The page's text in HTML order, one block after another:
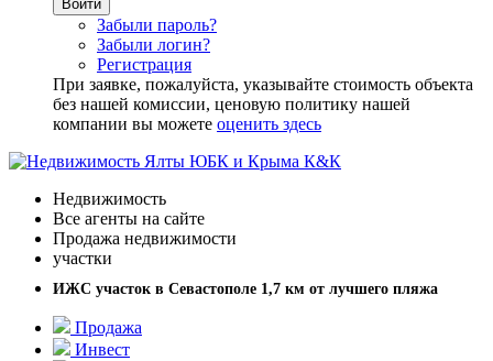
Войти
Забыли пароль?
Забыли логин?
Регистрация
При заявке, пожалуйста, указывайте стоимость объекта
без нашей комиссии, ценовую политику нашей
компании вы можете оценить здесь
Недвижимость
Все агенты на сайте
Продажа недвижимости
участки
ИЖС участок в Севастополе 1,7 км от лучшего пляжа
Продажа
Инвест